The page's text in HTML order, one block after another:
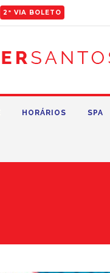
2ª VIA BOLETO
HORÁRIOS SPA